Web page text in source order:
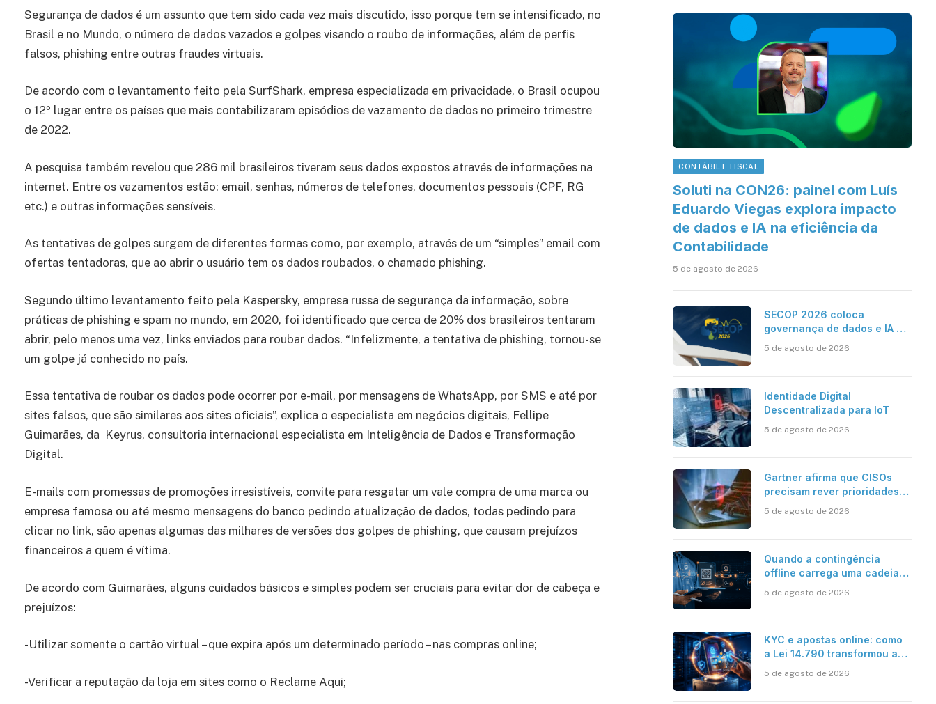
Segurança de dados é um assunto que tem sido cada vez mais discutido, isso porque tem se intensificado, no
Brasil e no Mundo, o número de dados vazados e golpes visando o roubo de informações, além de perfis
falsos, phishing entre outras fraudes virtuais.
De acordo com o levantamento feito pela SurfShark, empresa especializada em privacidade, o Brasil ocupou
o 12º lugar entre os países que mais contabilizaram episódios de vazamento de dados no primeiro trimestre
de 2022.
A pesquisa também revelou que 286 mil brasileiros tiveram seus dados expostos através de informações na
internet. Entre os vazamentos estão: email, senhas, números de telefones, documentos pessoais (CPF, RG
etc.) e outras informações sensíveis.
As tentativas de golpes surgem de diferentes formas como, por exemplo, através de um “simples” email com
ofertas tentadoras, que ao abrir o usuário tem os dados roubados, o chamado phishing.
Segundo último levantamento feito pela Kaspersky, empresa russa de segurança da informação, sobre
práticas de phishing e spam no mundo, em 2020, foi identificado que cerca de 20% dos brasileiros tentaram
abrir, pelo menos uma vez, links enviados para roubar dados. “Infelizmente, a tentativa de phishing, tornou-se
um golpe já conhecido no país.
Essa tentativa de roubar os dados pode ocorrer por e-mail, por mensagens de WhatsApp, por SMS e até por
sites falsos, que são similares aos sites oficiais”, explica o especialista em negócios digitais, Fellipe
Guimarães, da Keyrus, consultoria internacional especialista em Inteligência de Dados e Transformação
Digital.
E-mails com promessas de promoções irresistíveis, convite para resgatar um vale compra de uma marca ou
empresa famosa ou até mesmo mensagens do banco pedindo atualização de dados, todas pedindo para
clicar no link, são apenas algumas das milhares de versões dos golpes de phishing, que causam prejuízos
financeiros a quem é vítima.
De acordo com Guimarães, alguns cuidados básicos e simples podem ser cruciais para evitar dor de cabeça e
prejuízos:
-Utilizar somente o cartão virtual – que expira após um determinado período – nas compras online;
-Verificar a reputação da loja em sites como o Reclame Aqui;
CONTÁBIL E FISCAL
Soluti na CON26: painel com Luís
Eduardo Viegas explora impacto
de dados e IA na eficiência da
Contabilidade
5 de agosto de 2026
SECOP 2026 coloca
governança de dados e IA no
5 de agosto de 2026
Identidade Digital
Descentralizada para IoT
5 de agosto de 2026
Gartner afirma que CISOs
precisam rever prioridades
para enfrentar os desafios
5 de agosto de 2026
Quando a contingência
offline carrega uma cadeia
5 de agosto de 2026
KYC e apostas online: como
a Lei 14.790 transformou a
mercado brasileiro
5 de agosto de 2026